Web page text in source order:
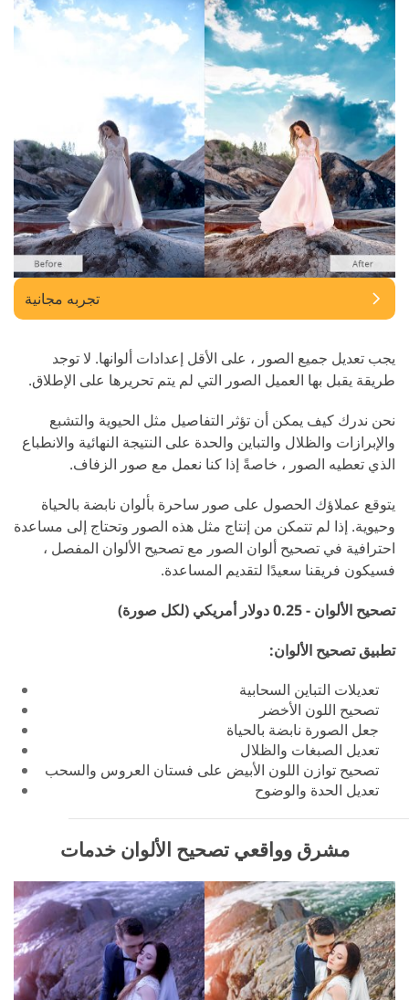
تجربه مجانية
يجب تعديل جميع الصور ، على الأقل إعدادات ألوانها. لا توجد
طريقة يقبل بها العميل الصور التي لم يتم تحريرها على الإطلاق.
نحن ندرك كيف يمكن أن تؤثر التفاصيل مثل الحيوية والتشبع
والإبرازات والظلال والتباين والحدة على النتيجة النهائية والانطباع
الذي تعطيه الصور ، خاصةً إذا كنا نعمل مع صور الزفاف.
يتوقع عملاؤك الحصول على صور ساحرة بألوان نابضة بالحياة
وحيوية. إذا لم تتمكن من إنتاج مثل هذه الصور وتحتاج إلى مساعدة
احترافية في تصحيح ألوان الصور مع تصحيح الألوان المفصل ،
فسيكون فريقنا سعيدًا لتقديم المساعدة.
تصحيح الألوان - 0.25 دولار أمريكي (لكل صورة)
تطبيق تصحيح الألوان:
تعديلات التباين السحابية
تصحيح اللون الأخضر
جعل الصورة نابضة بالحياة
تعديل الصبغات والظلال
تصحيح توازن اللون الأبيض على فستان العروس والسحب
تعديل الحدة والوضوح
مشرق وواقعي تصحيح الألوان خدمات